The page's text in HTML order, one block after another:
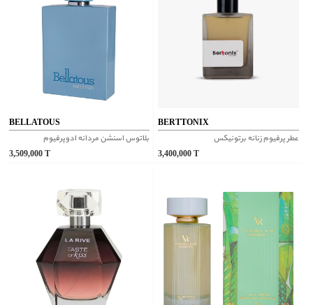
BELLATOUS
بلاتوس اسنشن مردانه ادوپرفیوم
3,509,000
BERTTONIX
عطر پرفیوم زنانه برتونیکس
3,400,000